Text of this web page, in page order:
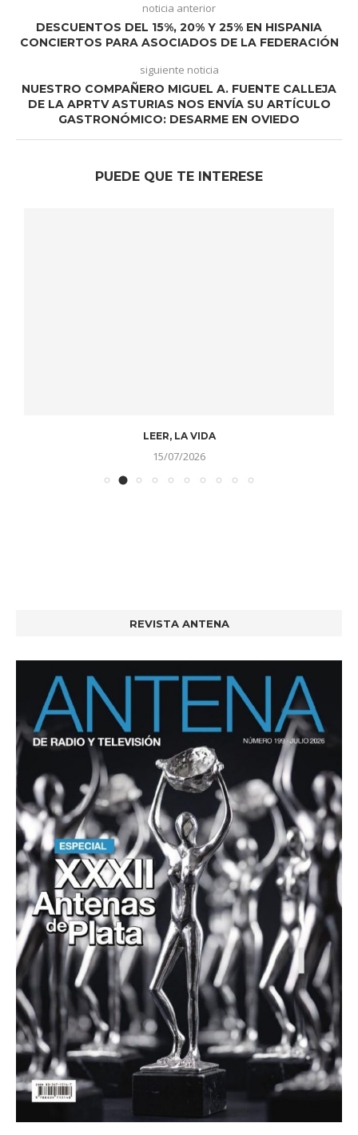
noticia anterior
DESCUENTOS DEL 15%, 20% Y 25% EN HISPANIA
CONCIERTOS PARA ASOCIADOS DE LA FEDERACIÓN
siguiente noticia
NUESTRO COMPAÑERO MIGUEL A. FUENTE CALLEJA
DE LA APRTV ASTURIAS NOS ENVÍA SU ARTÍCULO
GASTRONÓMICO: DESARME EN OVIEDO
PUEDE QUE TE INTERESE
LEER, LA VIDA
15/07/2026
REVISTA ANTENA